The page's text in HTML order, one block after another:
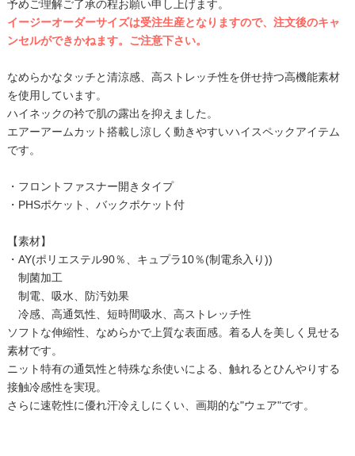
予めご理解ご了承の程お願い申し上げます。
イージーオーダーサイズは受注生産となりますので、注文後のキャ
ンセルができかねます。ご注意下さい。
なめらかなタッチと清涼感、高ストレッチ性を併せ持つ高機能素材
を使用しています。
ハイネックの衿で肌の露出を抑えました。
エアーアームカット搭載し涼しく動きやすいハイスペックアイテム
です。
・フロントファスナー開きタイプ
・PHSポケット、バックポケット付
【素材】
・AY(ポリエステル90％、キュプラ10％(制電糸入り))
制菌加工
制電、吸水、防汚効果
冷感、高通気性、短時間吸水、高ストレッチ性
ソフトな伸縮性、なめらかで上質な表面感。着る人を美しく見せる
素材です。
ニット特有の通気性と特殊な糸使いによる、触れるとひんやりする
接触冷感性を実現。
さらに速乾性に優れ汗冷えしにくい、画期的な"ウェア"です。